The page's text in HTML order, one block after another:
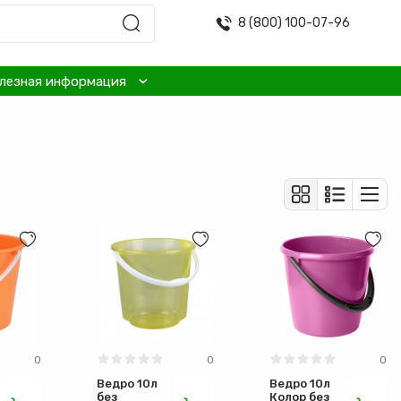
8 (800) 100-07-96
информация
0 0
Ведро 10л
без
0
Ведро 10л
Колор без